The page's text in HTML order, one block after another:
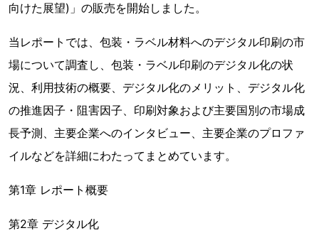
向けた展望)」の販売を開始しました。
当レポートでは、包装・ラベル材料へのデジタル印刷の市
場について調査し、包装・ラベル印刷のデジタル化の状
況、利用技術の概要、デジタル化のメリット、デジタル化
の推進因子・阻害因子、印刷対象および主要国別の市場成
長予測、主要企業へのインタビュー、主要企業のプロファ
イルなどを詳細にわたってまとめています。
第1章 レポート概要
第2章 デジタル化